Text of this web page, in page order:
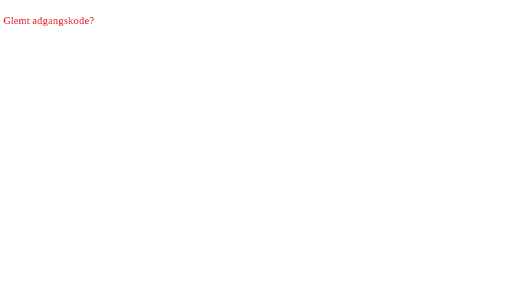
Glemt adgangskode?